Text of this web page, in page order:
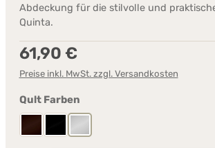
Abdeckung für die stilvolle und
Quinta.
Regulärer Preis:
61,90 €
Preise inkl. MwSt. zzgl. Versandkosten
Qult Farbenauswählen
Rost SchwarzSilbergrau